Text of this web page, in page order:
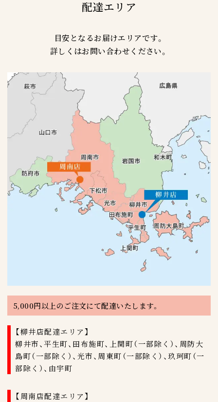
配達エリア
目安となるお届けエリアです。
詳しくはお問い合わせください。
5,000円以上のご注文にて配達いたします。
【柳井店配達エリア】
柳井市、平生町、田布施町、上関町（一部除く）、周防大
島町（一部除く）、光市、周東町（一部除く）、玖珂町（一
部除く）、由宇町
【周南店配達エリア】